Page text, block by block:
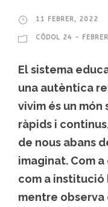
11 FEBRER, 2022
CÒDOL 24 -
El sistema
una autèntica
vivim és un món
ràpids i
de nous abans
imaginat. Com
com a institució
mentre observa